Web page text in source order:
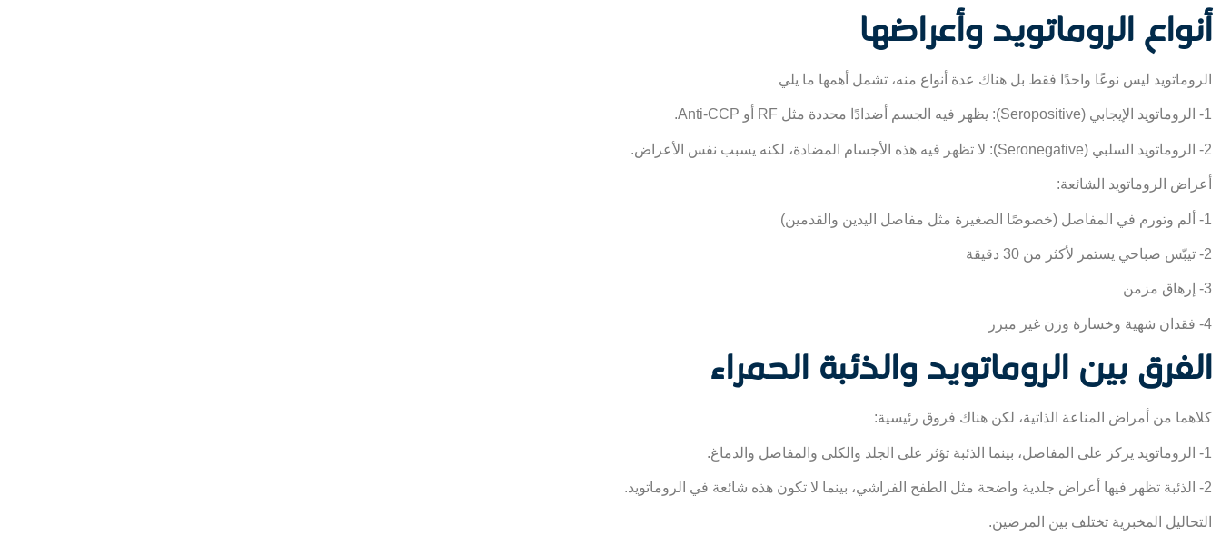
أنواع الروماتويد وأعراضها
الروماتويد ليس نوعًا واحدًا فقط بل هناك عدة أنواع منه، تشمل أهمها ما يلي
1- الروماتويد الإيجابي (Seropositive): يظهر فيه الجسم أضدادًا محددة مثل RF أو Anti-CCP.
2- الروماتويد السلبي (Seronegative): لا تظهر فيه هذه الأجسام المضادة، لكنه يسبب نفس الأعراض.
أعراض الروماتويد الشائعة:
1- ألم وتورم في المفاصل (خصوصًا الصغيرة مثل مفاصل اليدين والقدمين)
2- تيبّس صباحي يستمر لأكثر من 30 دقيقة
3- إرهاق مزمن
4- فقدان شهية وخسارة وزن غير مبرر
الفرق بين الروماتويد والذئبة الحمراء
كلاهما من أمراض المناعة الذاتية، لكن هناك فروق رئيسية:
1- الروماتويد يركز على المفاصل، بينما الذئبة تؤثر على الجلد والكلى والمفاصل والدماغ.
2- الذئبة تظهر فيها أعراض جلدية واضحة مثل الطفح الفراشي، بينما لا تكون هذه شائعة في الروماتويد.
التحاليل المخبرية تختلف بين المرضين.